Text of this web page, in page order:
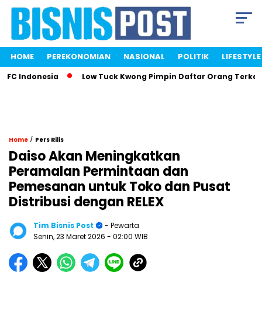
HOME PEREKONOMIAN NASIONAL POLITIK LIFESTYLE
Low Tuck Kwong Pimpin Daftar Orang Terkaya
Home / Pers Rilis
Daiso Akan Meningkatkan
Peramalan Permintaan dan
Pemesanan untuk Toko dan Pusat
Distribusi dengan RELEX
Tim Bisnis Post
- Pewarta
Senin, 23 Maret 2026 - 02:00 WIB